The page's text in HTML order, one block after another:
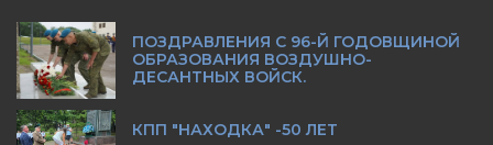
ПОЗДРАВЛЕНИЯ С 96-Й ГОДОВЩИНОЙ
ОБРАЗОВАНИЯ ВОЗДУШНО-
ДЕСАНТНЫХ ВОЙСК.
КПП "НАХОДКА" -50 ЛЕТ